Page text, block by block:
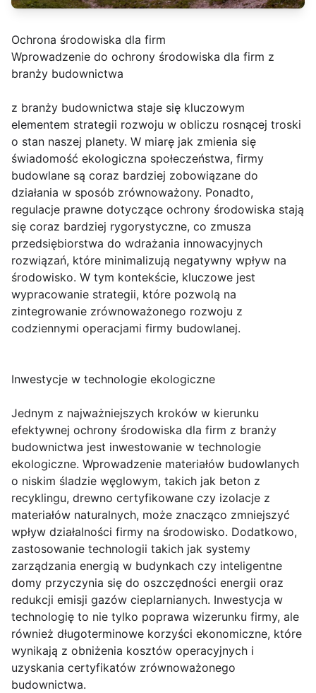
Ochrona środowiska dla firm
Wprowadzenie do ochrony środowiska dla firm z
branży budownictwa
z branży budownictwa staje się kluczowym
elementem strategii rozwoju w obliczu rosnącej troski
o stan naszej planety. W miarę jak zmienia się
świadomość ekologiczna społeczeństwa, firmy
budowlane są coraz bardziej zobowiązane do
działania w sposób zrównoważony. Ponadto,
regulacje prawne dotyczące ochrony środowiska stają
się coraz bardziej rygorystyczne, co zmusza
przedsiębiorstwa do wdrażania innowacyjnych
rozwiązań, które minimalizują negatywny wpływ na
środowisko. W tym kontekście, kluczowe jest
wypracowanie strategii, które pozwolą na
zintegrowanie zrównoważonego rozwoju z
codziennymi operacjami firmy budowlanej.
Inwestycje w technologie ekologiczne
Jednym z najważniejszych kroków w kierunku
efektywnej ochrony środowiska dla firm z branży
budownictwa jest inwestowanie w technologie
ekologiczne. Wprowadzenie materiałów budowlanych
o niskim śladzie węglowym, takich jak beton z
recyklingu, drewno certyfikowane czy izolacje z
materiałów naturalnych, może znacząco zmniejszyć
wpływ działalności firmy na środowisko. Dodatkowo,
zastosowanie technologii takich jak systemy
zarządzania energią w budynkach czy inteligentne
domy przyczynia się do oszczędności energii oraz
redukcji emisji gazów cieplarnianych. Inwestycja w
technologię to nie tylko poprawa wizerunku firmy, ale
również długoterminowe korzyści ekonomiczne, które
wynikają z obniżenia kosztów operacyjnych i
uzyskania certyfikatów zrównoważonego
budownictwa.